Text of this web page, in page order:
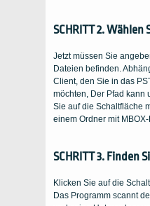
SCHRITT 2.
Jetzt müssen Sie
Dateien befinden.
Client, den Sie in das
möchten, Der Pfad kann
Sie auf die Schaltfläche
einem Ordner mit
SCHRITT 3. Finden
Klicken Sie auf die
Das Programm scannt